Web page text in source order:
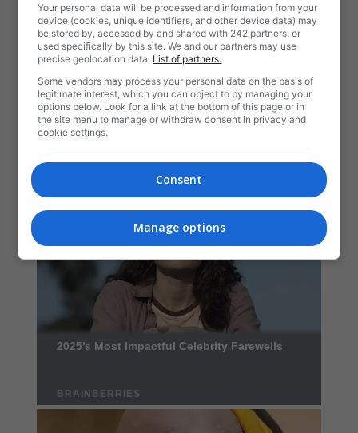
Your personal data will be processed and information from your
device (cookies, unique identifiers, and other device data) may
be stored by, accessed by and shared with 242 partners, or
used specifically by this site. We and our partners may use
precise geolocation data. List of partners.
Some vendors may process your personal data on the basis of
legitimate interest, which you can object to by managing your
options below. Look for a link at the bottom of this page or in
the site menu to manage or withdraw consent in privacy and
cookie settings.
Consent
Manage options